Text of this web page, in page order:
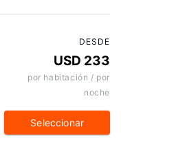
DESDE
USD 233
por habitación / por
noche
Seleccionar